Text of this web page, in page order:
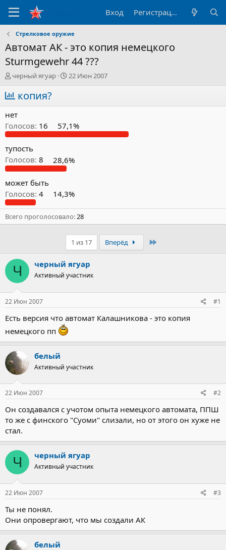
Вход Регистрация
Стрелковое оружие
Автомат АК - это копия немецкого
Sturmgewehr 44 ???
А
в
т
о
р
т
е
м
ы
черный ягуар
Д
а
ч
а
а
22 Июн 2007
копия?
нет
Голосов: 16 57,1%
тупость
Голосов: 8 28,6%
может быть
Голосов: 4 14,3%
Всего проголосовало 28
1 из 17 Вперёд
Ч черный ягуар
Активный участник
22 Июн 2007 #1
Есть версия что автомат Калашникова - это копия
немецкого пп
белый
Активный участник
22 Июн 2007 #2
Он создавался с учотом опыта немецкого автомата, ППШ
то же с финского "Суоми" слизали, но от этого он хуже не
стал.
Ч черный ягуар
Активный участник
22 Июн 2007 #3
Ты не понял.
Они опровергают, что мы создали АК
белый